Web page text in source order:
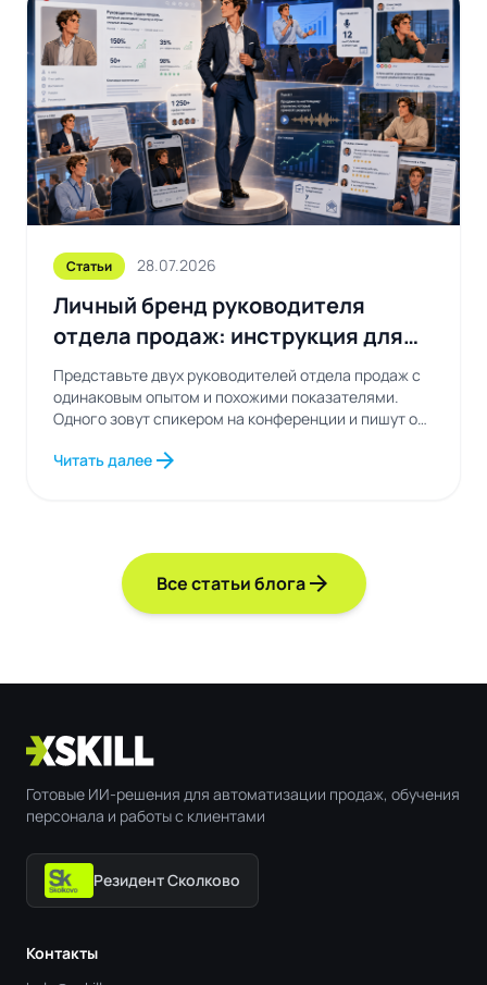
Статьи 28.07.2026
Личный бренд руководителя
отдела продаж: инструкция для
тех, кто устал быть незаметным
Представьте двух руководителей отдела продаж с
одинаковым опытом и похожими показателями.
Одного зовут спикером на конференции и пишут о
Читать далее arrow_forward
Все статьи блогаarrow_forward
Готовые ИИ-решения для автоматизации продаж, обучения
персонала и работы с клиентами
Резидент Сколково
Контакты